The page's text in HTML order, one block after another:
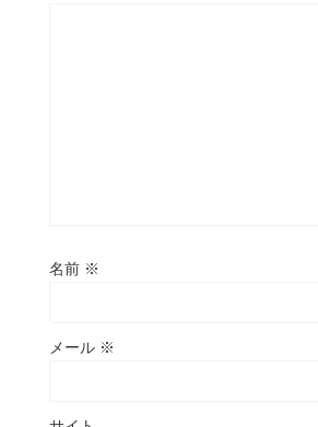
名前 ※
メール ※